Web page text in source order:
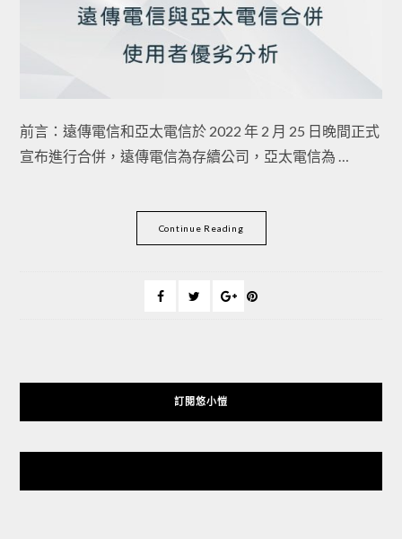
前言：遠傳電信和亞太電信於 2022 年 2 月 25 日晚間正式
宣布進行合併，遠傳電信為存續公司，亞太電信為 …
Continue Reading
訂閱悠小愷